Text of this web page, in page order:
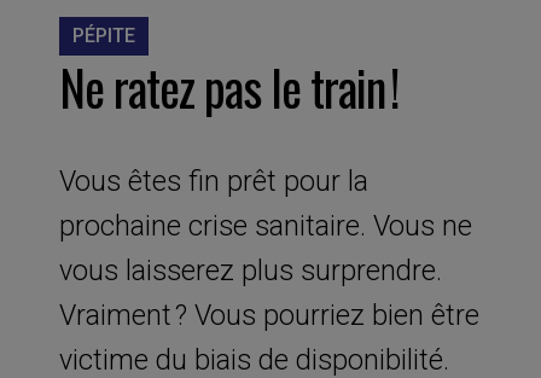
PÉPITE
Ne ratez pas le train !
Vous êtes fin prêt pour la
prochaine crise sanitaire. Vous ne
vous laisserez plus surprendre.
Vraiment ? Vous pourriez bien être
victime du biais de disponibilité.